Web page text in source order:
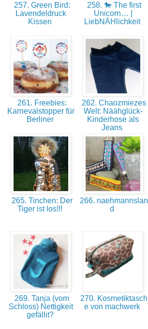
257. Green Bird:
Lavendeldruck
Kissen
258. 🐎 The first
Unicorn… |
LiebNÄHlichkeit
261. Freebies:
Karnevalstopper für
Berliner
262. Chaozmiezes
Welt: Näähglück-
Kinderhose als
Jeans
265. Tinchen: Der
Tiger ist los!!!
266. naehmannslan
d
269. Tanja (vom
Schloss) Nettigkeit
gefällit?
270. Kosmetiktasch
e von machwerk